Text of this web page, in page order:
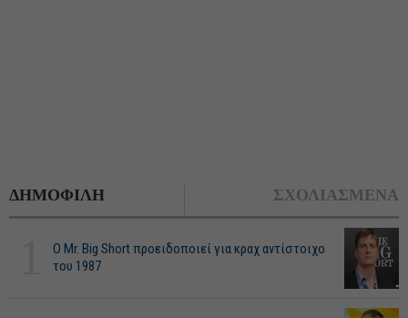
ΔΗΜΟΦΙΛΗ ΣΧΟΛΙΑΣΜΕΝΑ
O Mr. Big Short προειδοποιεί για κραχ αντίστοιχο
του 1987